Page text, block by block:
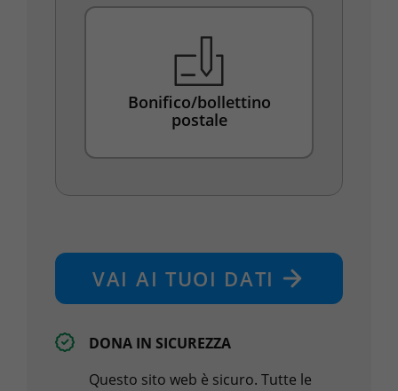
Bonifico/bollettino
postale
VAI AI TUOI DATI
DONA IN SICUREZZA
Questo sito web è sicuro. Tutte le